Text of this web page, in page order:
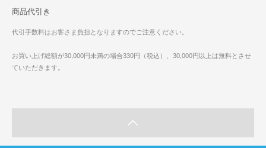
商品代引き
代引手数料はお客さま負担となりますのでご注意ください。
お買い上げ総額が30,000円未満の場合330円（税込）、30,000円以上は無料とさせ
ていただきます。